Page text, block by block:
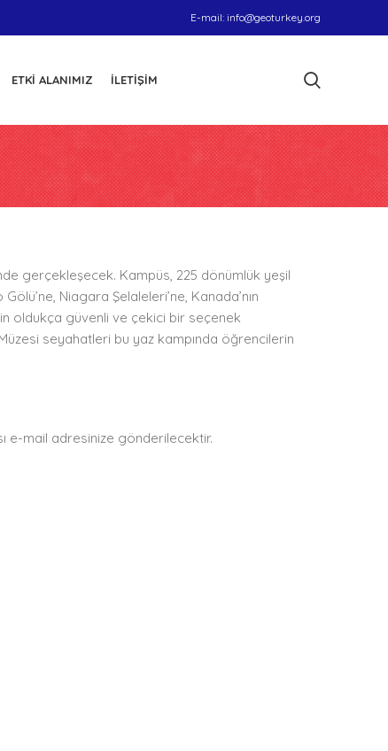
E-mail: info@geoturkey.org
ETKI ALANIMIZ İLETIŞIM
gerçekleşecek. Kampüs, 225 dönümlük yeşil
Niagara Şelaleleri’ne, Kanada’nın
oldukça güvenli ve çekici bir seçenek
seyahatleri bu yaz kampında öğrencilerin
e-mail adresinize gönderilecektir.